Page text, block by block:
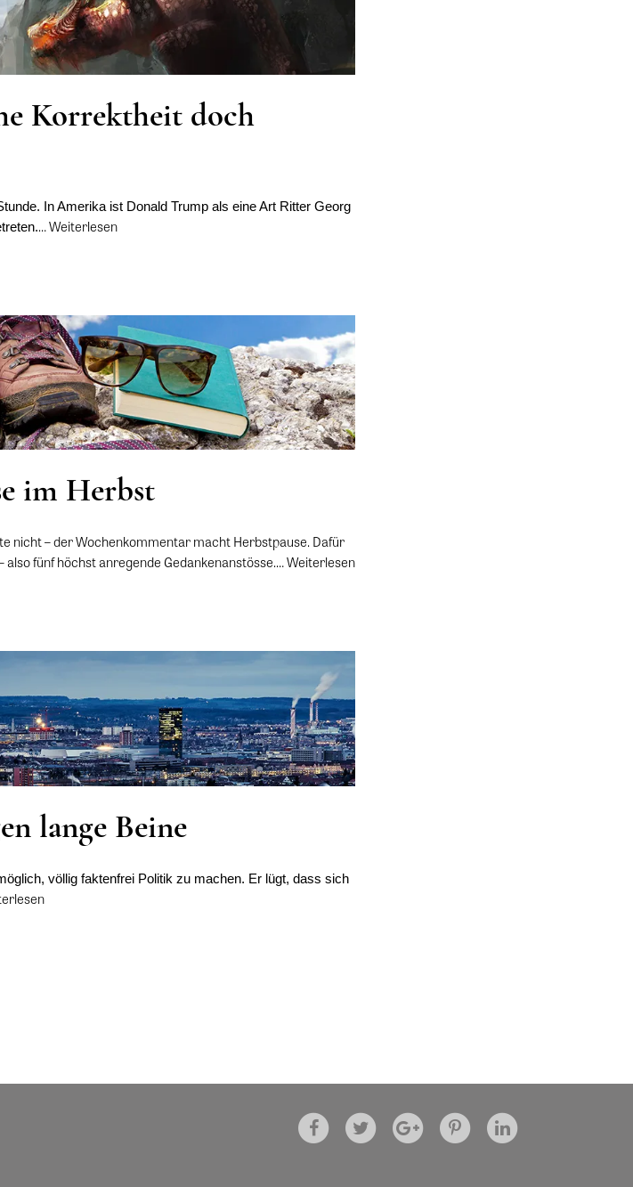
Korrektheit doch
In Amerika ist Donald Trump als eine Art Ritter Georg
…Weiterlesen
im Herbst
nicht – der Wochenkommentar macht Herbstpause. Dafür
fünf höchst anregende Gedankenanstösse.…Weiterlesen
lange Beine
völlig faktenfrei Politik zu machen. Er lügt, dass sich